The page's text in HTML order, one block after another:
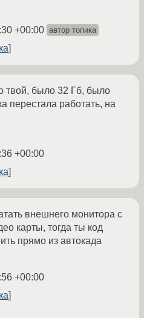
+00:00 автор топика
твой, было 32 Гб, было
перестала работать, на
+00:00
внешнего монитора с
карты, тогда ты код
прямо из автокада
+00:00